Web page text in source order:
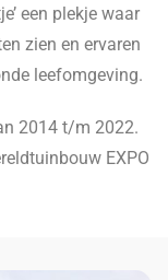
een plekje waar
zien en ervaren
leefomgeving.
2014 t/m 2022.
EXPO